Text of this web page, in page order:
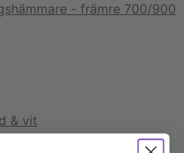
- främre 700/900
& vit